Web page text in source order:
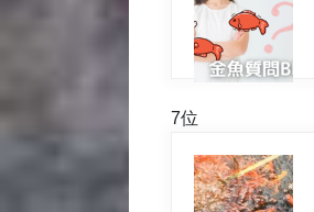
7位